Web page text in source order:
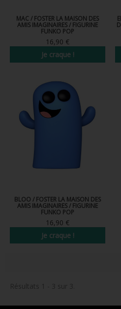
FIGURINES POP STRANGER
FIGURINES POP DC COMICS
FIGURINE POP AD ICONS
FIGURINE POP ROYALS FAMILY
FIGURINES POP AUTRES COMICS
FUNKO VINYL SODA
FUNKO POP PIN
MAC / FOSTER LA MAISON DES
AMIS IMAGINAIRES / FIGURINE
FUNKO POP
16,90 €
Je craque !
BLOO / FOSTER LA MAISON DES
AMIS IMAGINAIRES / FIGURINE
FUNKO POP
16,90 €
Je craque !
Résultats 1 - 3 sur 3.